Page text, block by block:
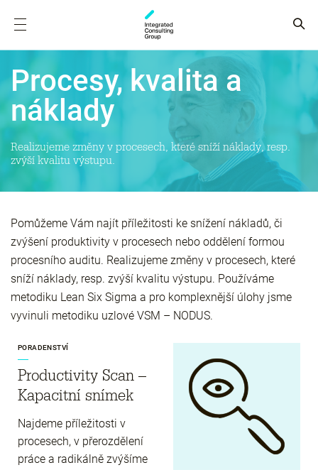
Procesy, kvalita a
náklady
Realizujeme změny v procesech, které sníží náklady, resp.
zvýší kvalitu výstupu.
Pomůžeme Vám najít příležitosti ke snížení nákladů, či
zvýšení produktivity v procesech nebo oddělení formou
procesního auditu. Realizujeme změny v procesech, které
sníží náklady, resp. zvýší kvalitu výstupu. Používáme
metodiku Lean Six Sigma a pro komplexnější úlohy jsme
vyvinuli metodiku uzlové VSM – NODUS.
PORADENSTVÍ
Productivity Scan –
Kapacitní snímek
Najdeme příležitosti v
procesech, v přerozdělení
práce a radikálně zvýšíme